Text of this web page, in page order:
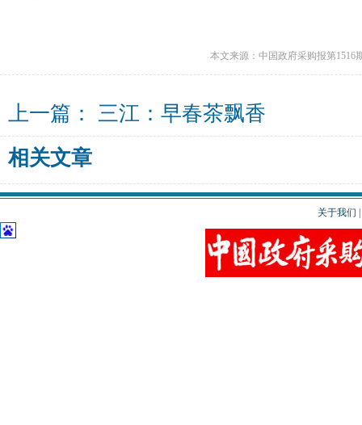
本文来源：中国政府采购报第1516
上一篇： 三江：早春茶飘香
相关文章
关于我们